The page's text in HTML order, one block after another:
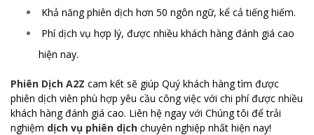
Khả năng phiên dịch hơn 50 ngôn ngữ, kể cả tiếng hiếm.
Phí dịch vụ hợp lý, được nhiều khách hàng đánh giá cao
hiện nay.
Phiên Dịch A2Z cam kết sẽ giúp Quý khách hàng tìm được
phiên dịch viên phù hợp yêu cầu công việc với chi phí được nhiều
khách hàng đánh giá cao. Liên hệ ngay với Chúng tôi để trải
nghiệm dịch vụ phiên dịch chuyên nghiệp nhất hiện nay!